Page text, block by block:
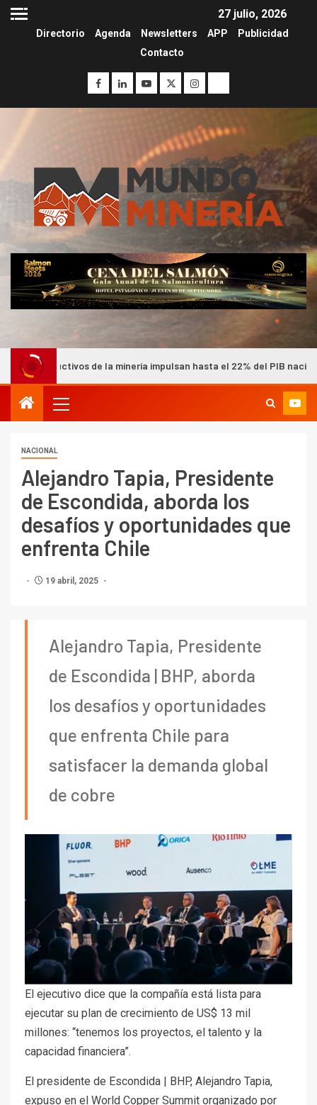
27 julio, 2026
Directorio Agenda Newsletters APP
Publicidad
Contacto
de la minería impulsan hasta el 22% del PIB nacional según
NACIONAL
Alejandro Tapia, Presidente
de Escondida, aborda los
desafíos y oportunidades que
enfrenta Chile
19 abril, 2025
Alejandro Tapia, Presidente
de Escondida | BHP, aborda
los desafíos y oportunidades
que enfrenta Chile para
satisfacer la demanda global
de cobre
El ejecutivo dice que la compañía está lista para
ejecutar su plan de crecimiento de US$ 13 mil
millones: “tenemos los proyectos, el talento y la
capacidad financiera”.
El presidente de Escondida | BHP, Alejandro Tapia,
expuso en el World Copper Summit organizado por